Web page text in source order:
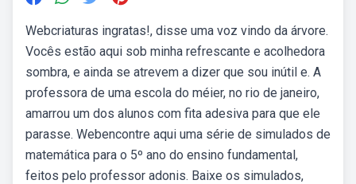
Webcriaturas ingratas!, disse uma voz vindo da árvore.
Vocês estão aqui sob minha refrescante e acolhedora
sombra, e ainda se atrevem a dizer que sou inútil e. A
professora de uma escola do méier, no rio de janeiro,
amarrou um dos alunos com fita adesiva para que ele
parasse. Webencontre aqui uma série de simulados de
matemática para o 5º ano do ensino fundamental,
feitos pelo professor adonis. Baixe os simulados,